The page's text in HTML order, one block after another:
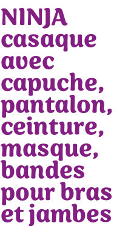
NINJA
casaque
avec
capuche,
pantalon,
ceinture,
masque,
bandes
pour bras
et jambes